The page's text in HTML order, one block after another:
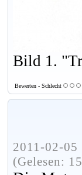
Bild 1.
Bewerten - Schlecht
2011-02-
(Gelesen: